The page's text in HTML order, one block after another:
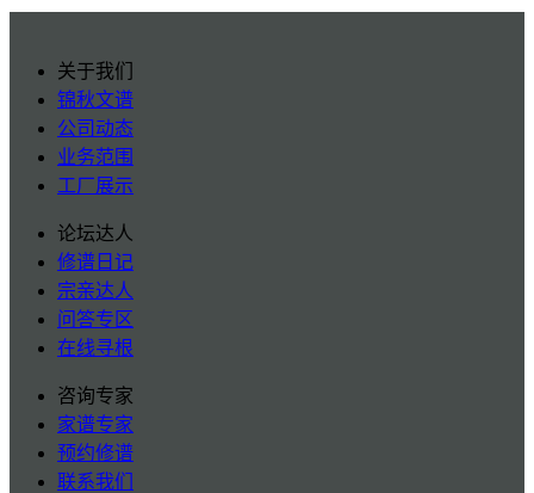
关于我们
锦秋文谱
公司动态
业务范围
工厂展示
论坛达人
修谱日记
宗亲达人
问答专区
在线寻根
咨询专家
家谱专家
预约修谱
联系我们